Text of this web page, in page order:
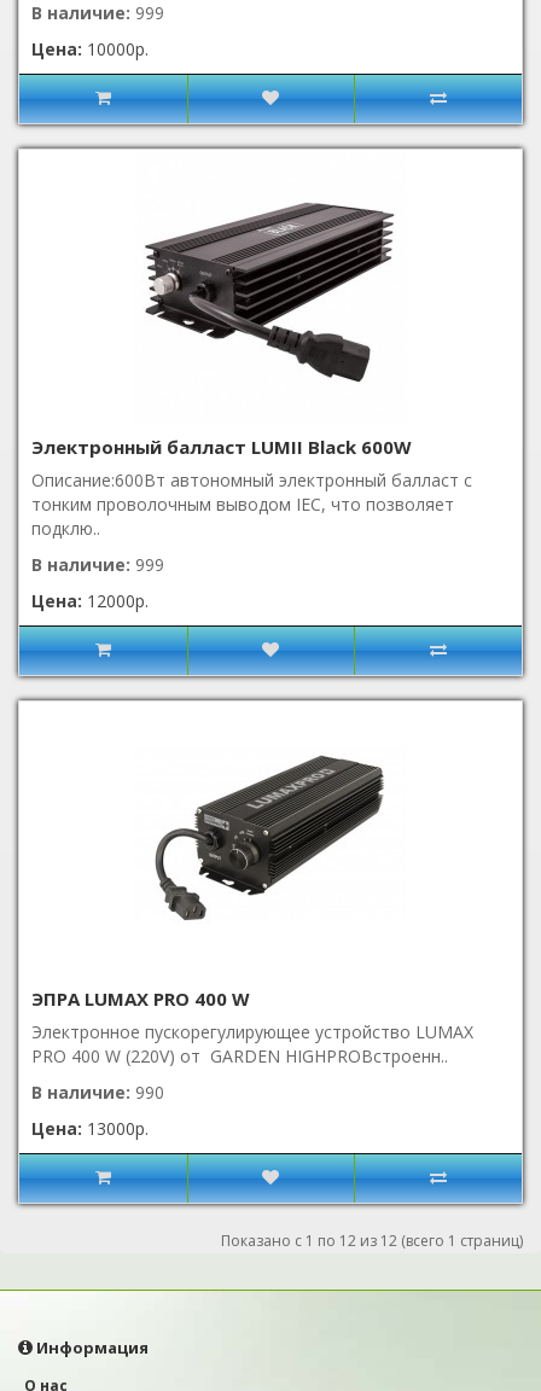
В наличие: 999
Цена: 10000р.
Электронный балласт LUMII Black 600W
Описание:600Вт автономный электронный балласт с
тонким проволочным выводом IEC, что позволяет
подклю..
В наличие: 999
Цена: 12000р.
ЭПРА LUMAX PRO 400 W
Электронное пускорегулирующее устройство LUMAX
PRO 400 W (220V) от GARDEN HIGHPROВстроенн..
В наличие: 990
Цена: 13000р.
Показано с 1 по 12 из 12 (всего 1 страниц)
Информация
О нас